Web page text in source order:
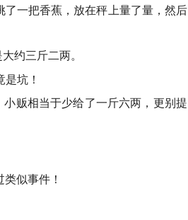
一把香蕉，放在秤上量了量，然后
约三斤二两。
贩相当于少给了一斤六两，更别提
似事件！